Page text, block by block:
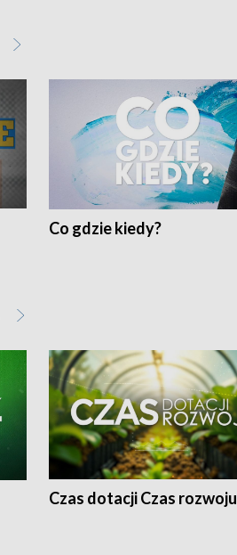
Co gdzie kiedy?
Czas dotacji Czas rozwoju